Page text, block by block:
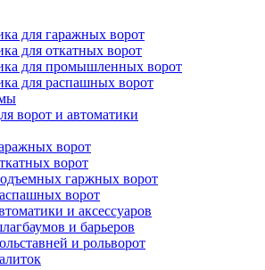
для гаражных ворот
для откатных ворот
для промышленных ворот
для распашных ворот
ворот и автоматики
ворот
ворот
гаржных ворот
ворот
и аксессуаров
и барьеров
и рольворот